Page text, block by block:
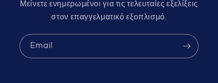
Μείνετε ενημερωμένοι για τις τελευταίες εξελίξεις
στον επαγγελματικό εξοπλισμό.
Email